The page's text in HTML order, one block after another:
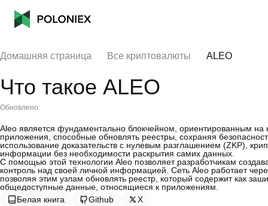
Домашняя страница Все криптовалюты ALEO
Что такое ALEO
Обновлено:
Aleo является фундаментально блокчейном, ориентированным на
приложения, способные обновлять реестры, сохраняя
использование доказательств с нулевым разглашением (ZKP),
информации без необходимости раскрытия самих данных.
С помощью этой технологии Aleo позволяет разработчикам
контроль над своей личной информацией. Сеть Aleo работает
позволяя этим узлам обновлять реестр, который содержит как
общедоступные данные, относящиеся к приложениям.
Белая книга
Github X